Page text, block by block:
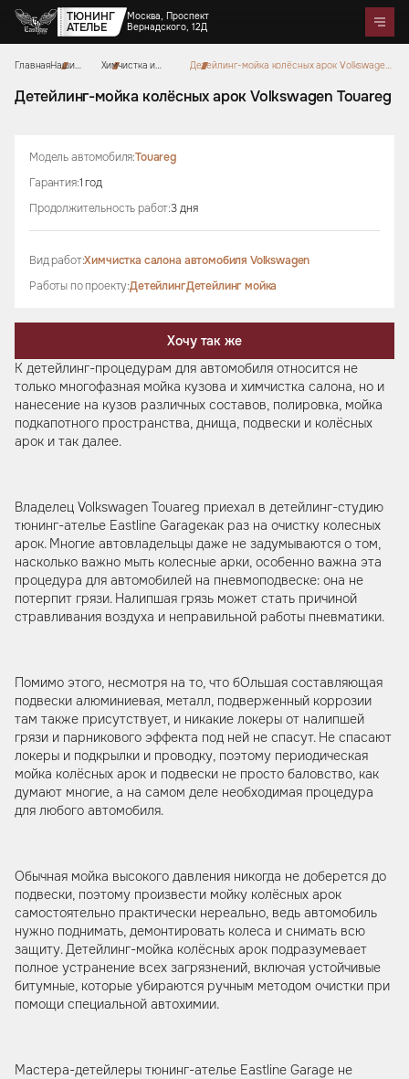
ТЮНИНГ
АТЕЛЬЕ
Москва, Проспект
Вернадского, 12Д
Telegram WhatsApp Max
Портфолио
Цены
Акции Отзывы О нас Контакты
Перетяжка салона
Детейлинг
Оклейка автомобилей
Тюнинг руля
Ремонт автомобильных салонов
Автозвук
Активный выхлоп
Аксессуары
Коврики из экокожи Цветные ремни безопасности
Тиснение на коже Чехлы на кузов автомобиля
Подушки из алькантары
Накидки на сиденья из
Защитные накидки для
ГлавнаяНаши
Химчистка и
Детейлинг-мойка колёсных арок Volkswagen
Детейлинг-мойка колёсных арок Volkswagen Touareg
Модель автомобиля:Touareg
Гарантия:1 год
Продолжительность работ:3 дня
Вид работ:Химчистка салона автомобиля Volkswagen
Работы по проекту:ДетейлингДетейлинг мойка
Хочу так же
К детейлинг-процедурам для автомобиля относится не
только многoфазная мойка кузова и химчистка салона, но и
нанесение на кузов различных составов, полировка, мойка
подкапотного пространства, днища, подвески и колёсных
арок и так далее.
Владелец Volkswagen Touareg приехал в детейлинг-студию
тюнинг-ателье Eastline Garageкак раз на очистку колесных
арок. Многие автовладельцы даже не задумываются о том,
насколько важно мыть колесные арки, особенно важна эта
процедура для автомобилей на пневмоподвеске: она не
потерпит грязи. Налипшая грязь может стать причиной
стравливания воздуха и неправильной работы пневматики.
Помимо этого, несмотря на то, что бОльшая составляющая
подвески алюминиевая, металл, подверженный коррозии
там также присутствует, и никакие локеры от налипшей
грязи и парникового эффекта под ней не спасут. Не спасают
локеры и подкрылки и проводку, поэтому периодическая
мойка колёсных арок и подвески не просто баловство, как
думают многие, а на самом деле необходимая процедура
для любого автомобиля.
Обычная мойка высокого давления никогда не доберется до
подвески, поэтому произвести мойку колёсных арок
самостоятельно практически нереально, ведь автомобиль
нужно поднимать, демонтировать колеса и снимать всю
защиту. Детейлинг-мойка колёсных арок подразумевает
полное устранение всех загрязнений, включая устойчивые
битумные, которые убираются ручным методом очистки при
помощи специальной автохимии.
Мастера-детейлеры тюнинг-ателье Eastline Garage не